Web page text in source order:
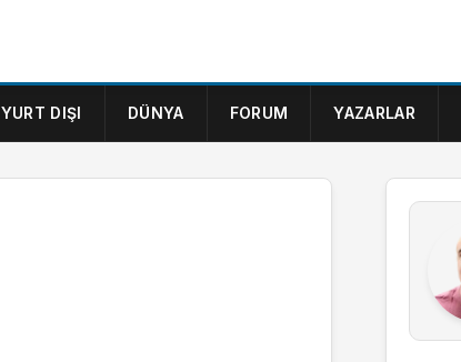
YURT DIŞI DÜNYA FORUM YAZARLAR